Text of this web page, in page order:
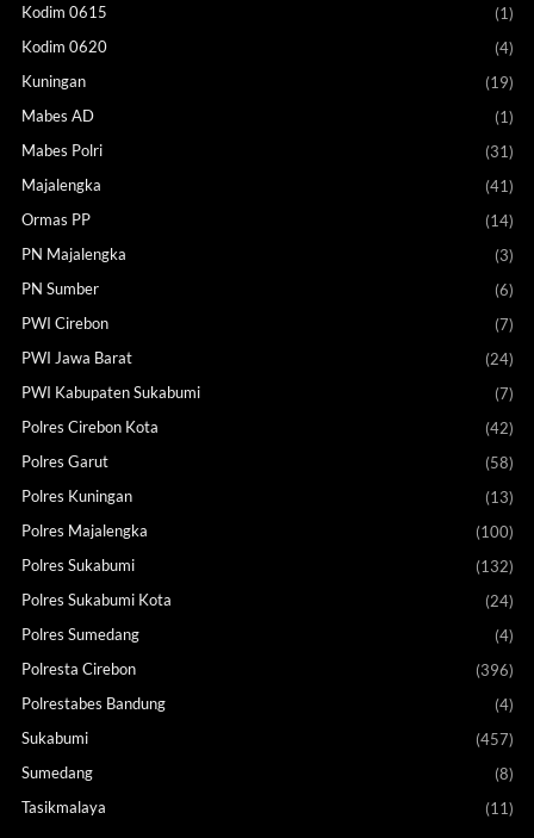
Kodim 0615
(1)
Kodim 0620
(4)
Kuningan
(19)
Mabes AD
(1)
Mabes Polri
(31)
Majalengka
(41)
Ormas PP
(14)
PN Majalengka
(3)
PN Sumber
(6)
PWI Cirebon
(7)
PWI Jawa Barat
(24)
PWI Kabupaten Sukabumi
(7)
Polres Cirebon Kota
(42)
Polres Garut
(58)
Polres Kuningan
(13)
Polres Majalengka
(100)
Polres Sukabumi
(132)
Polres Sukabumi Kota
(24)
Polres Sumedang
(4)
Polresta Cirebon
(396)
Polrestabes Bandung
(4)
Sukabumi
(457)
Sumedang
(8)
Tasikmalaya
(11)